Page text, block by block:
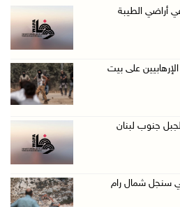
باليابان والصي ...
يستهل مشاركته في ب ...
الهوية الوطني ...
أراضي الطيبة
على بيت
جنوب لبنان
سنجل شمال رام